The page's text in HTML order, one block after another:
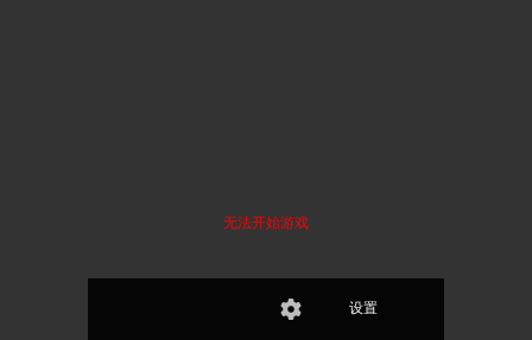
设置
无法开始游戏